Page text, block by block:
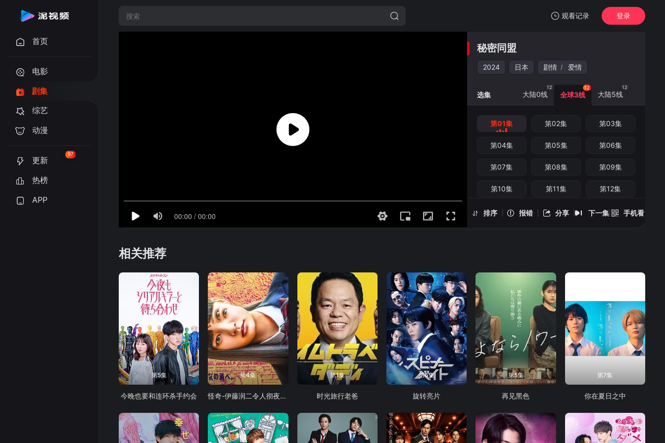
观看记录
我的观影记录
第01集
秘密同盟
登录
首页
电影
剧集
综艺
动漫
更新
97
热榜
APP
秘密同盟
2024 日本 剧情 / 爱情
排序 报错 分享 下一集 手机看
秘密同盟 -第01集
手机扫一扫继续看
选集 大陆0线
12
全球3线
12
大陆5线
12
第01集 第02集 第03集
第04集 第05集 第06集
第07集 第08集 第09集
第10集 第11集 第12集
相关推荐
第5集
今晚也要和连环杀手约会
第4集
怪奇-伊藤润二令人彻夜难眠的奇异故事
第1集
时光旅行老爸
第6集
旋转亮片
第5集
再见黑色
第7集
你在夏日之中